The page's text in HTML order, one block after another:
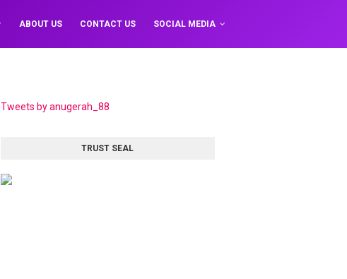
ABOUT US CONTACT US SOCIAL MEDIA
Tweets by anugerah_88
TRUST SEAL